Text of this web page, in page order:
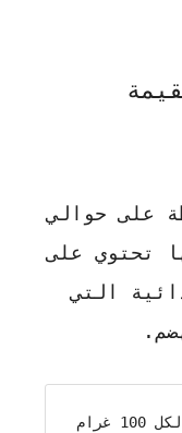
على حوالي
تحتوي على
التي
غرام